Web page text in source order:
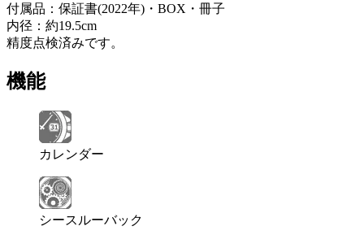
付属品：保証書(2022年)・BOX・冊子
内径：約19.5cm
精度点検済みです。
機能
カレンダー
シースルーバック